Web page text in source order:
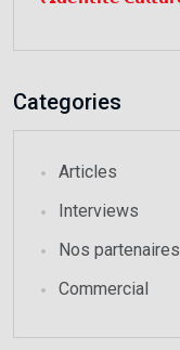
Categories
Articles
Interviews
Nos partenaires
Commercial